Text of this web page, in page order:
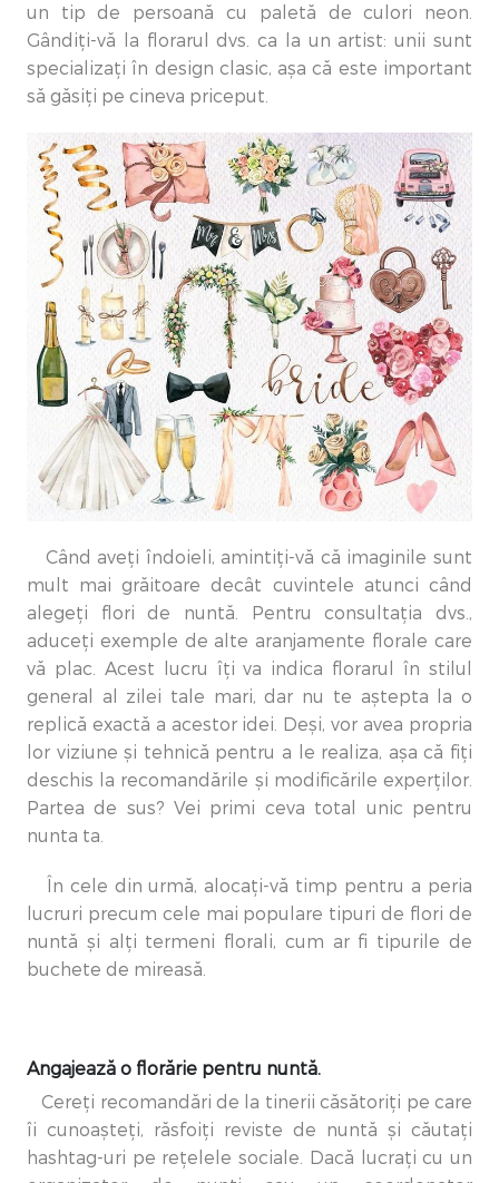
un tip de persoană cu paletă de culori neon.
Gândiți-vă la florarul dvs. ca la un artist: unii sunt
specializați în design clasic, așa că este important
să găsiți pe cineva priceput.
Când aveți îndoieli, amintiți-vă că imaginile sunt
mult mai grăitoare decât cuvintele atunci când
alegeți flori de nuntă. Pentru consultația dvs.,
aduceți exemple de alte aranjamente florale care
vă plac. Acest lucru îți va indica florarul în stilul
general al zilei tale mari, dar nu te aștepta la o
replică exactă a acestor idei. Deși, vor avea propria
lor viziune și tehnică pentru a le realiza, așa că fiți
deschis la recomandările și modificările experților.
Partea de sus? Vei primi ceva total unic pentru
nunta ta.
În cele din urmă, alocați-vă timp pentru a peria
lucruri precum cele mai populare tipuri de flori de
nuntă și alți termeni florali, cum ar fi tipurile de
buchete de mireasă.
Angajează o florărie pentru nuntă.
Cereți recomandări de la tinerii căsătoriți pe care
îi cunoașteți, răsfoiți reviste de nuntă și căutați
hashtag-uri pe rețelele sociale. Dacă lucrați cu un